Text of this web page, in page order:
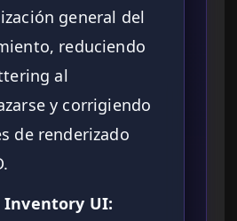
general del
reduciendo
al
y corrigiendo
de renderizado
Inventory UI: